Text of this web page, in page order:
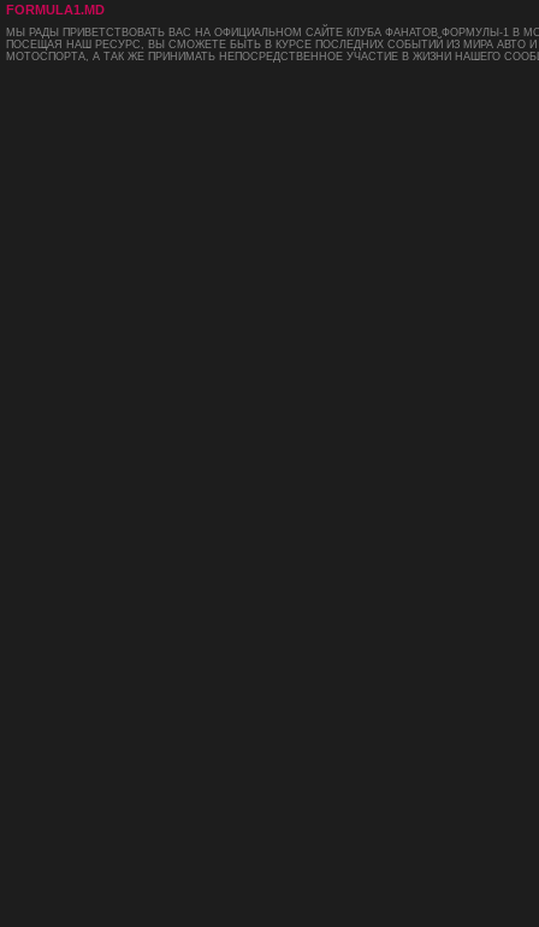
FORMULA1.MD
МЫ РАДЫ ПРИВЕТСТВОВАТЬ ВАС НА ОФИЦИАЛЬНОМ САЙТЕ КЛУБА ФАНАТОВ ФОРМУЛЫ-1 В
ПОСЕЩАЯ НАШ РЕСУРС, ВЫ СМОЖЕТЕ БЫТЬ В КУРСЕ ПОСЛЕДНИХ СОБЫТИЙ ИЗ МИРА АВТО И
МОТОСПОРТА, А ТАК ЖЕ ПРИНИМАТЬ НЕПОСРЕДСТВЕННОЕ УЧАСТИЕ В ЖИЗНИ НАШЕГО